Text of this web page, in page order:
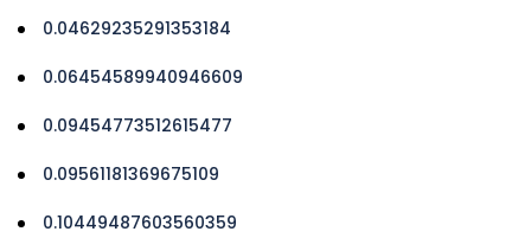
0.04629235291353184
0.06454589940946609
0.09454773512615477
0.09561181369675109
0.10449487603560359